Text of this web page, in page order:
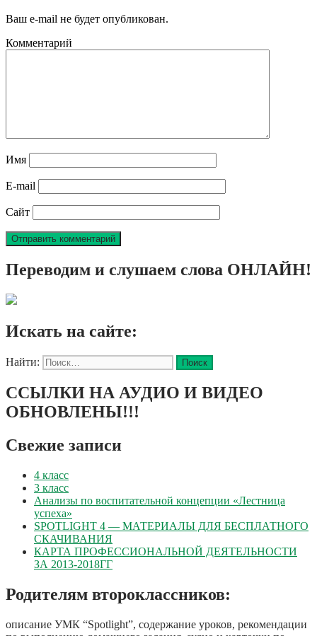
Ваш e-mail не будет опубликован.
Комментарий
Имя
E-mail
Сайт
Переводим и слушаем слова ОНЛАЙН!
Искать на сайте:
Найти:
ССЫЛКИ НА АУДИО И ВИДЕО
ОБНОВЛЕНЫ!!!
Свежие записи
4 класс
3 класс
Анализы по воспитательной концепции «Лестница
успеха»
SPOTLIGHT 4 — МАТЕРИАЛЫ ДЛЯ БЕСПЛАТНОГО
СКАЧИВАНИЯ
КАРТА ПРОФЕССИОНАЛЬНОЙ ДЕЯТЕЛЬНОСТИ
ЗА 2013-2018ГГ
Родителям второклассников:
описание УМК “Spotlight”, содержание уроков, рекомендации